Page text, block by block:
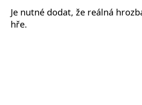
Je nutné dodat, že reálná
hře.